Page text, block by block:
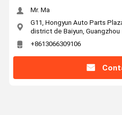
Mr. Ma
G11, Hongyun Auto Parts
district de Baiyun, Guangzhou
+8613066309106